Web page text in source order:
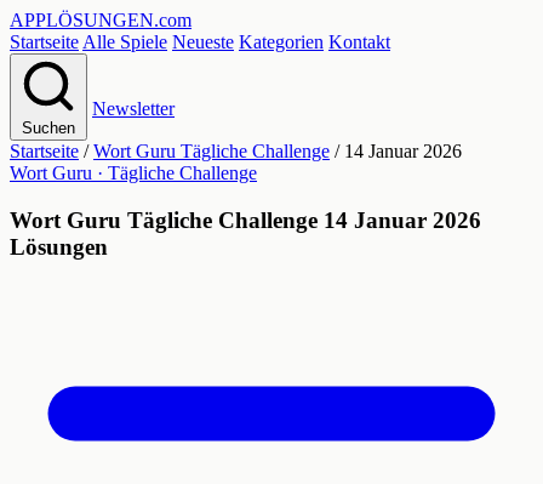
APPLÖSUNGEN.com
Startseite Alle Spiele Neueste Kategorien Kontakt
Suchen
Newsletter
Startseite / Wort Guru Tägliche Challenge / 14 Januar 2026
Wort Guru · Tägliche Challenge
Wort Guru Tägliche Challenge 14 Januar 2026
Lösungen